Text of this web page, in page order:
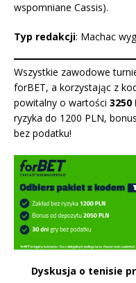
wspomniane Cassis).
Typ redakcji: Machac
Wszystkie zawodowe
forBET, a korzystając z
powitalny o wartości 3250
ryzyka do 1200 PLN,
bez podatku!
Dyskusja o tenisie